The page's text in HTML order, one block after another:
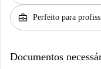
business_center Perfeito para
Documentos